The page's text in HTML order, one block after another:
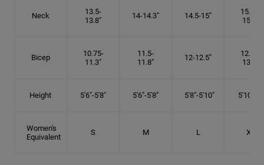
Neck
13.5-
13.8"
14-14.3" 14.5-15"
15.25-
15.5"
Bicep
10.75-
11.3"
11.5-
11.8"
12-12.5"
12.75-
13.3"
Height 5'6"-5'8" 5'6"-5'8" 5'8"-5'10" 5'10"- 6'
Women's
Equivalent
S M L XL